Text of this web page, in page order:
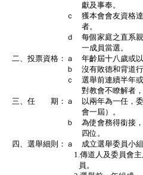
獻及事奉。
ｃ 獲本會會友資格達五年或
者。
ｄ 每個家庭之直系親屬（如
一成員當選。
二、投票資格：ａ 年齡屆十八歲或以
ｂ 沒有敗德和背道行
ｃ 選舉前連續半年或以上缺
對教會不瞭解者，不得
三、任 期：ａ 以兩年為一任，委員
會一屆）。
ｂ 為使會務得銜接，每屆委
四位。
四、選舉細則：ａ 成立選舉委員小
1.傳道人及委員會主席為當然
員。